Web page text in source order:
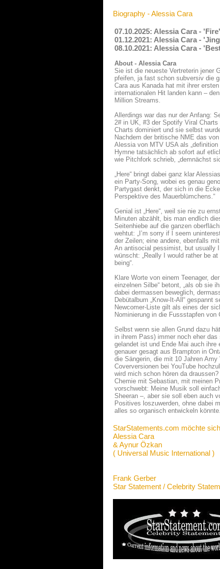
Biography - Alessia Cara
07.10.2025: Alessia Cara -
01.12.2021: Alessia Cara -
08.10.2021: Alessia Cara -
About - Alessia Cara
Sie ist die neueste Vertreterin jener
pfeifen, ja fast schon subversiv die
Cara aus Kanada hat mit ihrer
internationalen Hit landen kann –
Million Streams.
Allerdings war das nur der Anfang:
2# in UK, #3 der Spotify Viral
Charts dominiert und sie selbst
Nachdem der britische NME das
Alessia von MTV USA als
Hymne tatsächlich ab sofort auf
wie Pitchfork schrieb, „demnächst
„Here“ bringt dabei ganz klar
ein Party-Song, wobei es genau
Partygast denkt, der sich in die
Perspektive des Mauerblümchens.“
Genial ist „Here“, weil sie nie zu
Minuten abzählt, bis man endlich
Seitenhiebe auf die ganzen
wehtut: „I’m sorry if I seem
der Zeilen; eine andere, ebenfalls
An antisocial pessimist, but usually
wünscht: „Really I would rather be
being“.
Klare Worte von einem Teenager,
einzelnen Silbe“ betont, „als ob sie
dabei dermassen beweglich,
Debütalbum „Know-It-All“ gespannt
Newcomer-Liste gilt als eines der
Nominierung in die Fussstapfen
Selbst wenn sie allen Grund dazu
in ihrem Pass) immer noch eher
gelandet ist und Ende Mai auch ihre
genauer gesagt aus Brampton in
die Sängerin, die mit 10 Jahren
Coverversionen bei YouTube
wird mich schon hören da
Chemie mit Sebastian, mit meinen
vorschwebt: Meine Musik soll
Sheeran –, aber sie soll eben auch
Positives loszuwerden, ohne dabei
alles so organisch entwickeln
StarStatements.com möchte
Alessia Cara
& Aynur Özkan
( Universal Music International )
Frank Gerber
Star Statement / Celebrity